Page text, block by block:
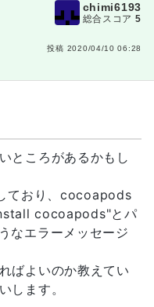
chimi6193
総合スコア 5
投稿 2020/04/10 06:28
ところがあるかもし
ており、cocoapods
cocoapods"とパ
なエラーメッセージ
ばよいのか教えてい
します。